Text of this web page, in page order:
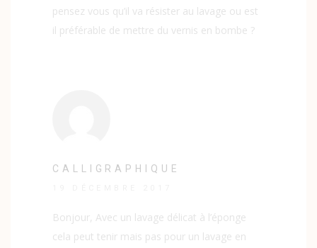
pensez vous qu’il va résister au lavage ou est
il préférable de mettre du vernis en bombe ?
CALLIGRAPHIQUE
Bonjour, Avec un lavage délicat à l’éponge
cela peut tenir mais pas pour un lavage en